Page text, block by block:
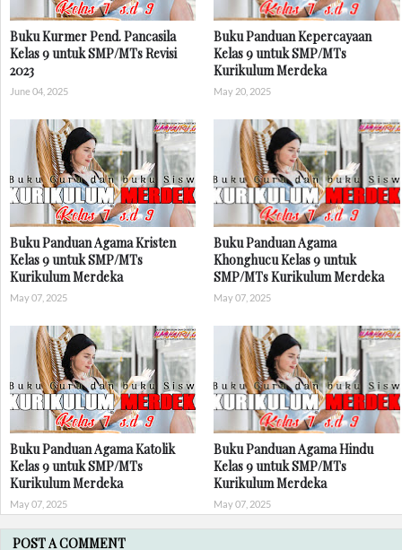
Buku Kurmer Pend. Pancasila
Kelas 9 untuk SMP/MTs Revisi
2023
June 04, 2025
Buku Panduan Kepercayaan
Kelas 9 untuk SMP/MTs
Kurikulum Merdeka
May 20, 2025
Buku Panduan Agama Kristen
Kelas 9 untuk SMP/MTs
Kurikulum Merdeka
May 07, 2025
Buku Panduan Agama
Khonghucu Kelas 9 untuk
SMP/MTs Kurikulum Merdeka
May 07, 2025
Buku Panduan Agama Katolik
Kelas 9 untuk SMP/MTs
Kurikulum Merdeka
May 07, 2025
Buku Panduan Agama Hindu
Kelas 9 untuk SMP/MTs
Kurikulum Merdeka
May 07, 2025
POST A COMMENT